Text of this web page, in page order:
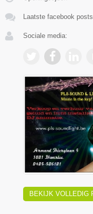
Laatste facebook posts
Sociale media:
BEKIJK VOLLEDIG